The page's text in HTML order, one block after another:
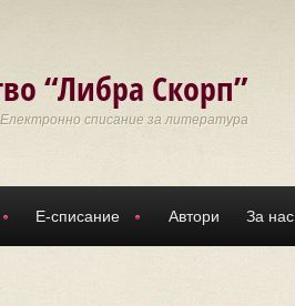
“Либра Скорп”
списание за литература
Е-списание Автори За нас